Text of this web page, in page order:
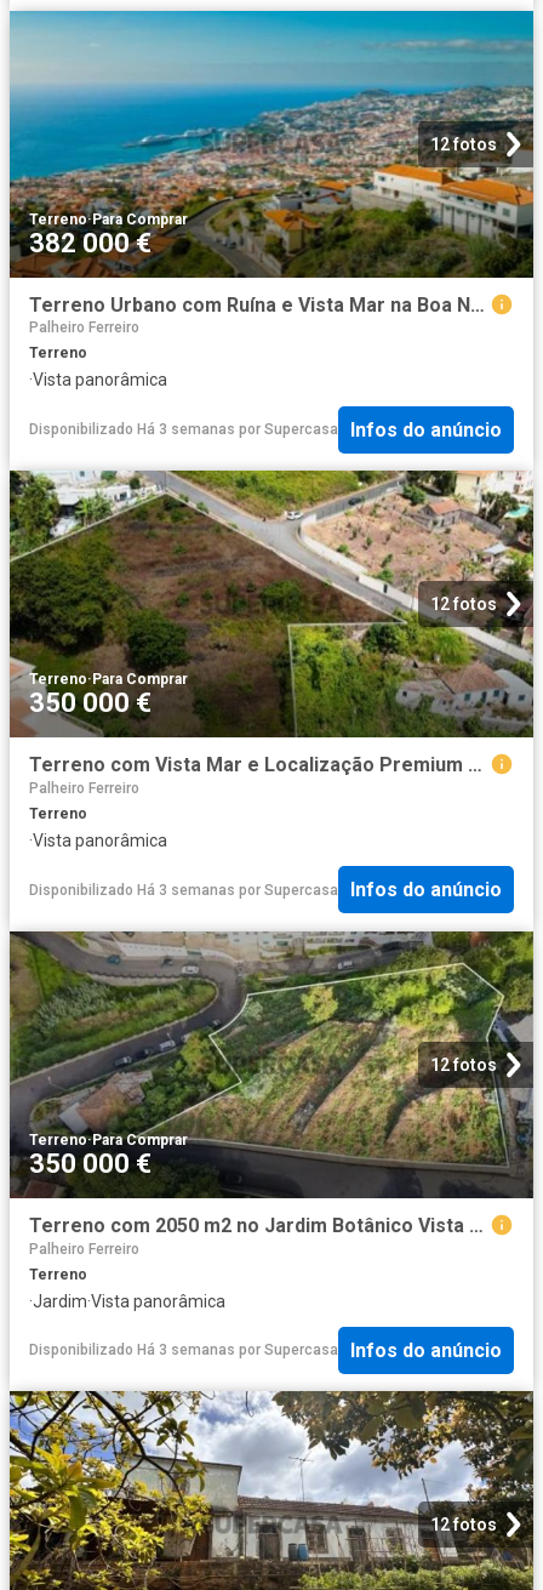
12 fotos
Terreno·Para Comprar
382 000 €
Terreno Urbano com Ruína e Vista Mar na Boa Nova
Palheiro Ferreiro
Terreno
·Vista panorâmica
Disponibilizado Há 3 semanas por Supercasa Infos do anúncio
12 fotos
Terreno·Para Comprar
350 000 €
Terreno com Vista Mar e Localização Premium Santa Maria Maior, Funchal
Palheiro Ferreiro
Terreno
·Vista panorâmica
Disponibilizado Há 3 semanas por Supercasa Infos do anúncio
12 fotos
Terreno·Para Comprar
350 000 €
Terreno com 2050 m2 no Jardim Botânico Vista Mar e Porto do Funchal
Palheiro Ferreiro
Terreno
·Jardim·Vista panorâmica
Disponibilizado Há 3 semanas por Supercasa Infos do anúncio
12 fotos